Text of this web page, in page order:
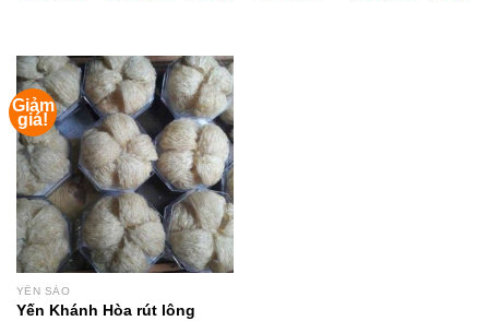
Giảm
giá!
YẾN SÀO
Yến Khánh Hòa rút lông